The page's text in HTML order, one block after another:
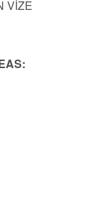
VİZE